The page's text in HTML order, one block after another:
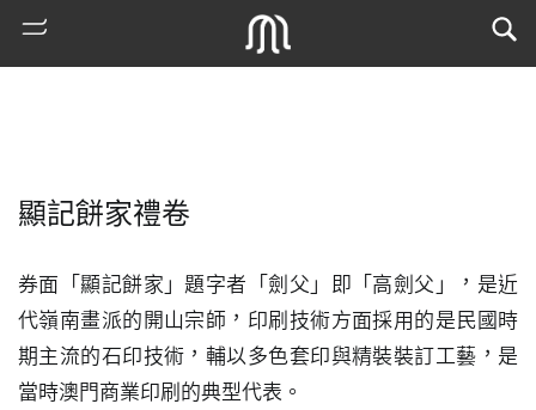
顯記餅家禮卷
券面「顯記餅家」題字者「劍父」即「高劍父」，是近
代嶺南畫派的開山宗師，印刷技術方面採用的是民國時
期主流的石印技術，輔以多色套印與精裝裝訂工藝，是
當時澳門商業印刷的典型代表。